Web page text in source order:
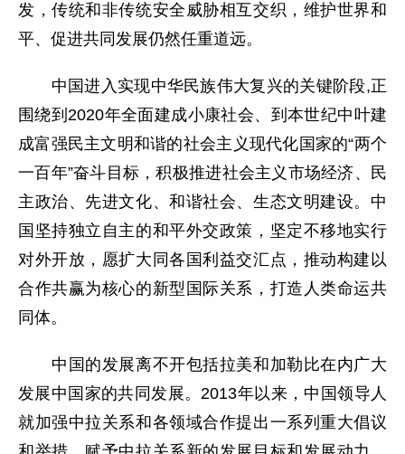
发，传统和非传统安全威胁相互交织，维护世界和
平、促进共同发展仍然任重道远。
中国进入实现中华民族伟大复兴的关键阶段,正
围绕到2020年全面建成小康社会、到本世纪中叶建
成富强民主文明和谐的社会主义现代化国家的“两个
一百年”奋斗目标，积极推进社会主义市场经济、民
主政治、先进文化、和谐社会、生态文明建设。中
国坚持独立自主的和平外交政策，坚定不移地实行
对外开放，愿扩大同各国利益交汇点，推动构建以
合作共赢为核心的新型国际关系，打造人类命运共
同体。
中国的发展离不开包括拉美和加勒比在内广大
发展中国家的共同发展。2013年以来，中国领导人
就加强中拉关系和各领域合作提出一系列重大倡议